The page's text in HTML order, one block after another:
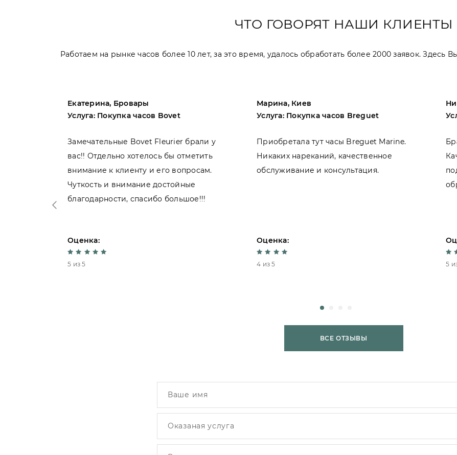
ЧТО ГОВОРЯТ НАШИ КЛИЕНТЫ
Работаем на рынке часов более 10 лет, за это время, удалось обработать более 2000 заявок.
Екатерина, Бровары
Услуга: Покупка часов Bovet
Замечательные Bovet Fleurier брали у
вас!! Отдельно хотелось бы отметить
внимание к клиенту и его вопросам.
Чуткость и внимание достойные
благодарности, спасибо большое!!!
Оценка:
5 из 5
Марина, Киев
Услуга: Покупка часов Breguet
Приобретала тут часы Breguet Marine.
Никаких нареканий, качественное
обслуживание и консультация.
Оценка:
4 из 5 5
ВСЕ ОТЗЫВЫ